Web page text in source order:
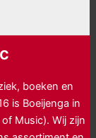
boeken en
is Boeijenga in
Music). Wij zijn